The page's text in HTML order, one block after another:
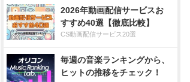
2026年動画配信サービスお
すすめ40選【徹底比較】
CS動画配信サービス20選
毎週の音楽ランキングから、
ヒットの推移をチェック！